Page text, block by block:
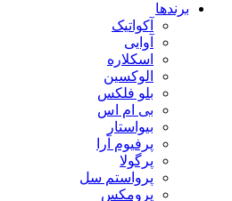
برندها
آکواتیک
آوایی
اسکلاره
الوکسین
بلو فلکس
بی ام اس
بیواستار
پرفیوم آرا
پرگولا
پرواستم سل
پرومکس